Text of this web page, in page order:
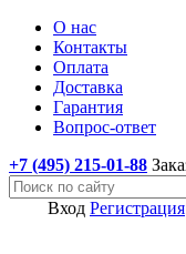
О нас
Контакты
Оплата
Доставка
Гарантия
Вопрос-ответ
+7 (495) 215-01-88
Вход Регистрация